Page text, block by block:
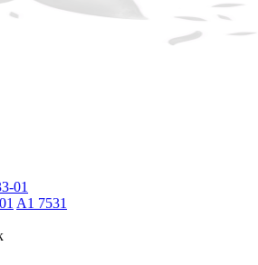
01
A1 7531